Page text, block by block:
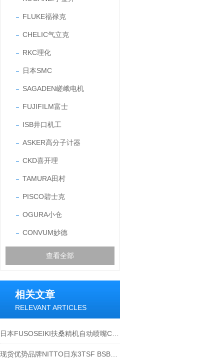
FLUKE福禄克
CHELIC气立克
RKC理化
日本SMC
SAGADEN嵯峨电机
FUJIFILM富士
ISB井口机工
ASKER高分子计器
CKD喜开理
TAMURA田村
PISCO碧士克
OGURA小仓
CONVUM妙德
查看全部
相关文章
RELEVANT ARTICLES